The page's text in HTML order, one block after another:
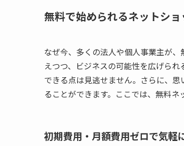
無料で始められるネットシ
なぜ今、多くの法人や個人事業主が
えつつ、ビジネスの可能性を広げら
できる点は見逃せません。さらに、
ることができます。ここでは、無料
初期費用・月額費用ゼロで気軽